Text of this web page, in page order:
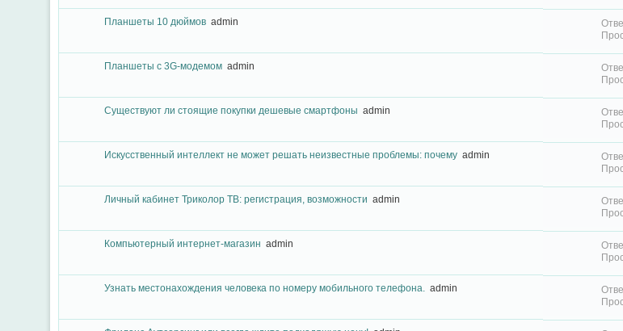
Планшеты 10 дюймов admin
Планшеты с 3G-модемом admin
Существуют ли стоящие покупки дешевые смартфоны admin
Искусственный интеллект не может решать неизвестные проблемы: почему admin
Личный кабинет Триколор ТВ: регистрация, возможности admin
Компьютерный интернет-магазин admin
Узнать местонахождения человека по номеру мобильного телефона. admin